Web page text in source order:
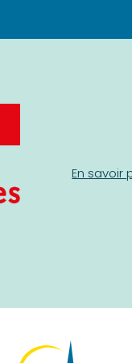
En savoir